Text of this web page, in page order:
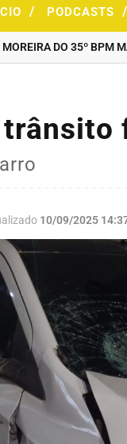
/ PODCASTS /
DO 35º BPM MAIS
10/09/2025